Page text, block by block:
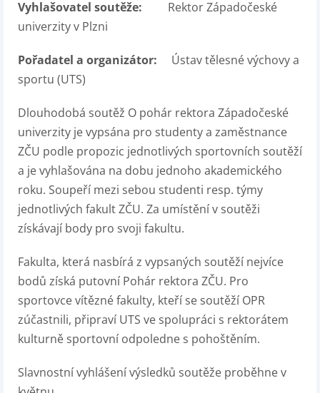
Vyhlašovatel soutěže:
Rektor Západočeské
univerzity v Plzni
Pořadatel a organizátor: Ústav tělesné výchovy a
sportu (UTS)
Dlouhodobá soutěž O pohár rektora Západočeské
univerzity je vypsána pro studenty a zaměstnance
ZČU podle propozic jednotlivých sportovních soutěží
a je vyhlašována na dobu jednoho akademického
roku. Soupeří mezi sebou studenti resp. týmy
jednotlivých fakult ZČU. Za umístění v soutěži
získávají body pro svoji fakultu.
Fakulta, která nasbírá z vypsaných soutěží nejvíce
bodů získá putovní Pohár rektora ZČU. Pro
sportovce vítězné fakulty, kteří se soutěží OPR
zúčastnili, připraví UTS ve spolupráci s rektorátem
kulturně sportovní odpoledne s pohoštěním.
Slavnostní vyhlášení výsledků soutěže proběhne v